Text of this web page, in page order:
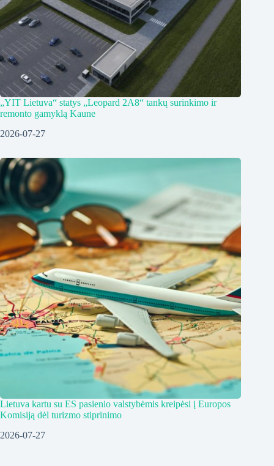
„YIT Lietuva“ statys „Leopard 2A8“ tankų surinkimo ir
remonto gamyklą Kaune
2026-07-27
Lietuva kartu su ES pasienio valstybėmis kreipėsi į Europos
Komisiją dėl turizmo stiprinimo
2026-07-27